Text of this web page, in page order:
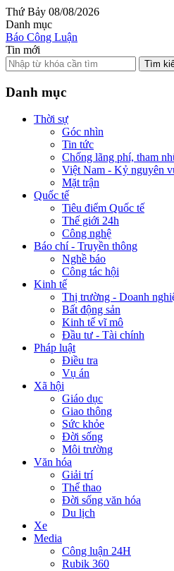
Thứ Bảy 08/08/2026
Danh mục
Báo Công Luận
Tin mới
Tìm
Danh mục
Thời sự
Góc nhìn
Tin tức
Chống lãng phí, tham
Việt Nam - Kỷ nguyên
Mặt trận
Quốc tế
Tiêu điểm Quốc tế
Thế giới 24h
Công nghệ
Báo chí - Truyền thông
Nghề báo
Công tác hội
Kinh tế
Thị trường - Doanh
Bất động sản
Kinh tế vĩ mô
Đầu tư - Tài chính
Pháp luật
Điều tra
Vụ án
Xã hội
Giáo dục
Giao thông
Sức khỏe
Đời sống
Môi trường
Văn hóa
Giải trí
Thể thao
Đời sống văn hóa
Du lịch
Xe
Media
Công luận 24H
Rubik 360